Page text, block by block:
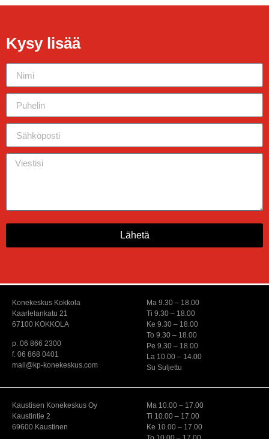
Kysy lisää
Lähetä
Konekeskus Kokkola
Kaarlelankatu 21
67100 KOKKOLA
p. 06 866 2300
f. 06 868 0401
mail@kp-konekeskus.com
Ma 9.30 – 18.00
Ti 9.30 – 18.00
Ke 9.30 – 18.00
To 9.30 – 18.00
Pe 9.30 – 18.00
La 10.00 – 14.00
Su Suljettu
Kaustisen Konekeskus Oy
Kaustintie 2
69600 Kaustinen
Ma 10.00 – 17.00
Ti 10.00 – 17.00
Ke 10.00 – 17.00